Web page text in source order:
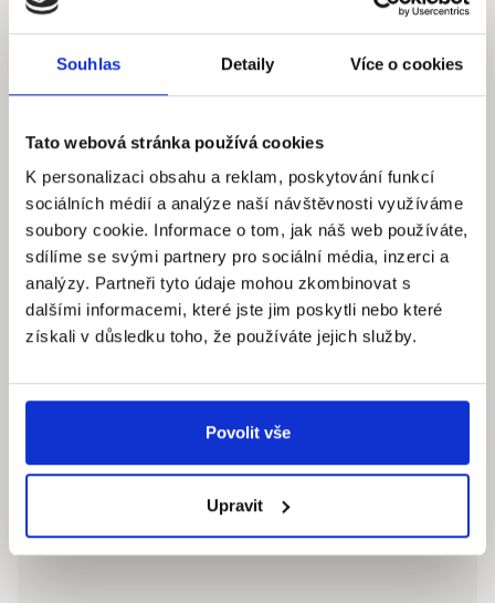
Souhlas Detaily Více o cookies
Tato webová stránka používá cookies
K personalizaci obsahu a reklam, poskytování funkcí
sociálních médií a analýze naší návštěvnosti využíváme
soubory cookie. Informace o tom, jak náš web používáte,
sdílíme se svými partnery pro sociální média, inzerci a
analýzy. Partneři tyto údaje mohou zkombinovat s
dalšími informacemi, které jste jim poskytli nebo které
získali v důsledku toho, že používáte jejich služby.
Povolit vše
Upravit
Quantum reality, spol. s r.o.
Šafaříkova 201/17
120 00 Praha 2 – Vinohrady
IČ: 290‍ 32‍ 792
Pracovní dny: 9.00 – 18.00 hod
info@quantumreality.cz
+420 730 154 732 / +420 273 134 681